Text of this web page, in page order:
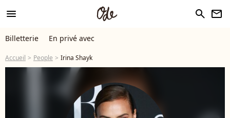
menu search newsletter
Billetterie En privé avec
Accueil People Irina Shayk